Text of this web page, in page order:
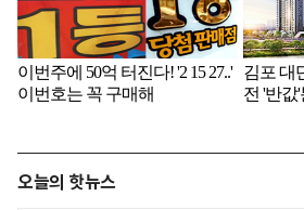
오늘의 핫뉴스